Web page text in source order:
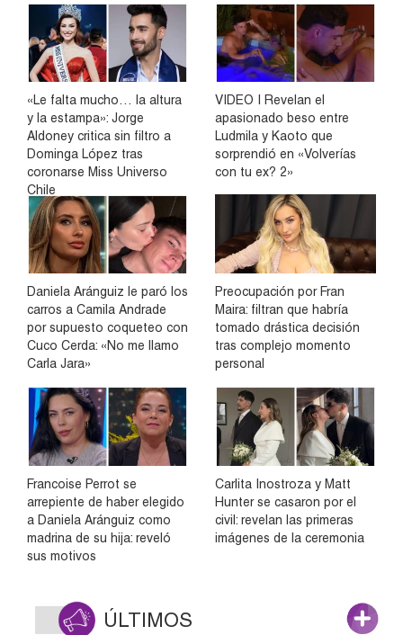
«Le falta mucho… la altura
y la estampa»: Jorge
Aldoney critica sin filtro a
Dominga López tras
coronarse Miss Universo
Chile
VIDEO | Revelan el
apasionado beso entre
Ludmila y Kaoto que
sorprendió en «Volverías
con tu ex? 2»
Daniela Aránguiz le paró los
carros a Camila Andrade
por supuesto coqueteo con
Cuco Cerda: «No me llamo
Carla Jara»
Preocupación por Fran
Maira: filtran que habría
tomado drástica decisión
tras complejo momento
personal
Francoise Perrot se
arrepiente de haber elegido
a Daniela Aránguiz como
madrina de su hija: reveló
sus motivos
Carlita Inostroza y Matt
Hunter se casaron por el
civil: revelan las primeras
imágenes de la ceremonia
ÚLTIMOS